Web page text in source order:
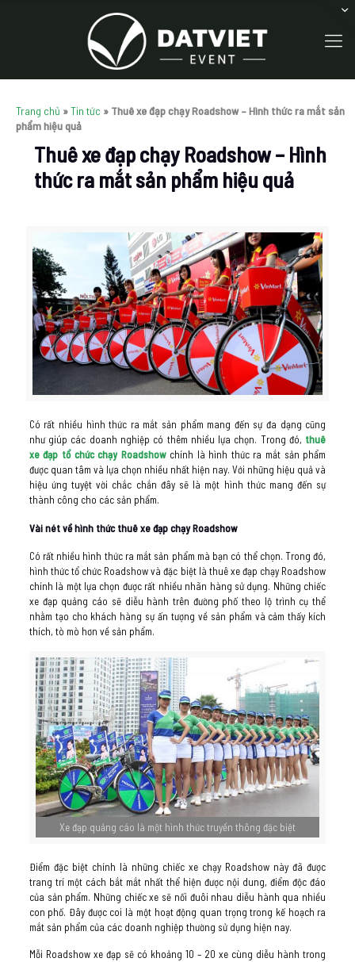
Trang chủ »Tin tức » Thuê xe đạp chạy Roadshow – Hình thức ra mắt sản
phẩm hiệu quả
Thuê xe đạp chạy Roadshow – Hình
thức ra mắt sản phẩm hiệu quả
Có rất nhiều hình thức ra mắt sản phẩm mang đến sự đa dạng cũng
như giúp các doanh nghiệp có thêm nhiều lựa chọn. Trong đó, thuê
xe đạp tổ chức chạy Roadshowchính là hình thức ra mắt sản phẩm
được quan tâm và lựa chọn nhiều nhất hiện nay. Với những hiệu quả và
hiệu ứng tuyệt vời chắc chắn đây sẽ là một hình thức mang đến sự
thành công cho các sản phẩm.
Vài nét về hình thức thuê xe đạp chạy Roadshow
Có rất nhiều hình thức ra mắt sản phẩm mà bạn có thể chọn. Trong đó,
hình thức tổ chức Roadshow và đặc biệt là thuê xe đạp chạy Roadshow
chính là một lựa chọn được rất nhiều nhãn hàng sử dụng. Những chiếc
xe đạp quảng cáo sẽ diễu hành trên đường phố theo lộ trình cụ thể
nhằm tạo cho khách hàng sự ấn tượng về sản phẩm và cảm thấy kích
thích, tò mò hơn về sản phẩm.
Xe đạp quảng cáo là một hình thức truyền thông đặc biệt
Điểm đặc biệt chính là những chiếc xe chạy Roadshow này đã được
trang trí một cách bắt mắt nhất thể hiện được nội dung, điểm độc đáo
của sản phẩm. Những chiếc xe sẽ nối đuôi nhau diễu hành qua nhiều
con phố. Đây được coi là một hoạt động quan trọng trong kế hoạch ra
mắt sản phẩm của các doanh nghiệp thường sử dụng hiện nay.
Mỗi Roadshow xe đạp sẽ có khoảng 10 – 20 xe cùng diễu hành trong